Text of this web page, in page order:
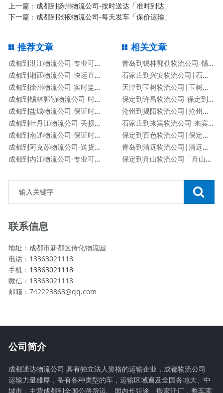
上一篇： 成都到扬州物流公司-按时送达「准时到达」
下一篇： 成都到张掖物流公司-每天发车「保价运输」
推荐文章
成都到湛江物流公司-专业可靠「保证时效」
成都到湘西物流公司-快运直达「要几天时间」
成都到徐州物流公司-实时监控「送货上门」
成都到锡林郭勒物流公司-时间多久「机动性高」
成都到盐城物流公司-保证时效「专业可靠」
成都到牡丹江物流公司-丢损必赔「安全快捷」
成都到南通物流公司-保证时效「专业可靠」
成都到阿克苏物流公司-送货上门「费用价格」
成都到内江物流公司-专业可靠「保证时效」
相关文章
青岛到锡林郭勒物流公司-锡林郭勒专线
石家庄到兴安物流公司|石家庄到兴安货运专线
天津到玉树物流公司|玉树专线
保定到许昌物流公司-保定到许昌货运专线
沧州到揭阳物流公司|沧州到揭阳物流专线
石家庄到来宾物流公司-来宾专线
保定到百色物流公司|保定到百色货运专线
青岛到清远物流公司|清远专线
保定到舟山物流公司「舟山专线」
联系信息
地址：成都市新都区传化物流园
电话：13363021118
手机： 13363021118
微信：13363021118
邮箱：742223868@qq.com
公司简介
成都通达物流公司 具有独立法人资格的运输企业，成都物流公司
运输力量雄厚，备有各种类型的车，运输区域遍及全国各地大、中
城市，主营成都到全国公路货运,、国内长短途、搬家迁厂，整车零